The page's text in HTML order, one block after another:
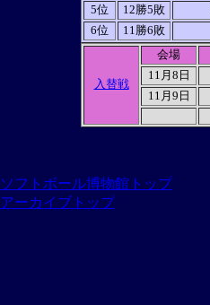
5位
12勝5敗
6位
11勝6敗
入替戦
会場
11月8日
11月9日
ソフトボール博物館トップ
アーカイブトップ